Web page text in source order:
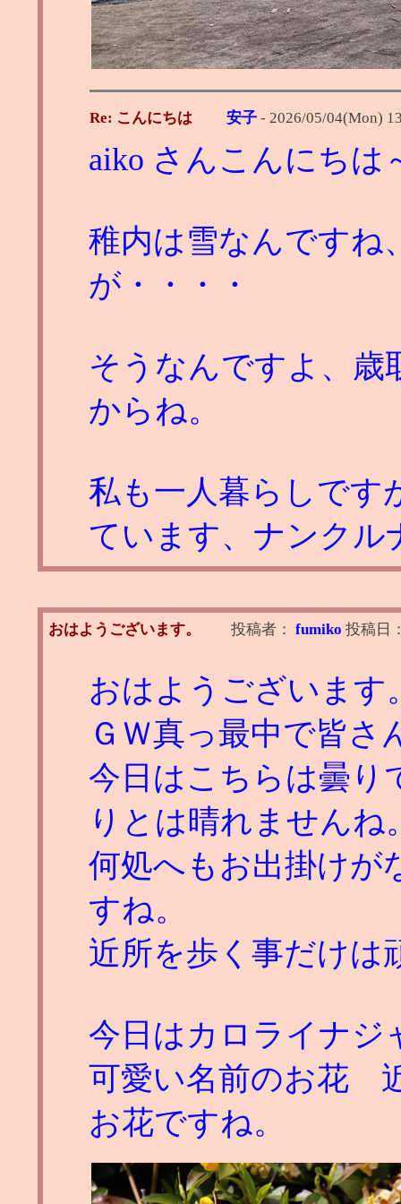
Re: こんにちは 安子 - 2026/05/04(Mon)
aiko さんこんにちは
稚内は雪なんですね
が・・・・
そうなんですよ、歳
からね。
私も一人暮らしです
ています、ナンクル
おはようございます。 投稿者： fumiko 投稿日
おはようございます
ＧＷ真っ最中で皆さ
今日はこちらは曇り
りとは晴れませんね
何処へもお出掛けが
すね。
近所を歩く事だけは
今日はカロライナジ
可愛い名前のお花
お花ですね。